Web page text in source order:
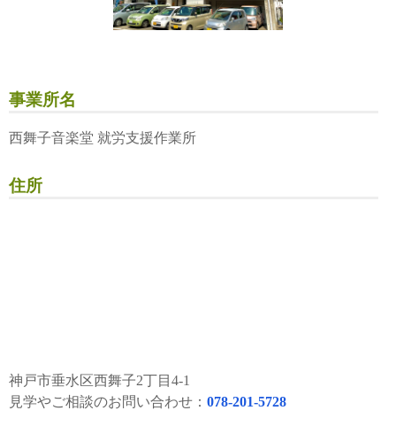
事業所名
西舞子音楽堂 就労支援作業所
住所
神戸市垂水区西舞子2丁目4-1
見学やご相談のお問い合わせ： 078-201-5728